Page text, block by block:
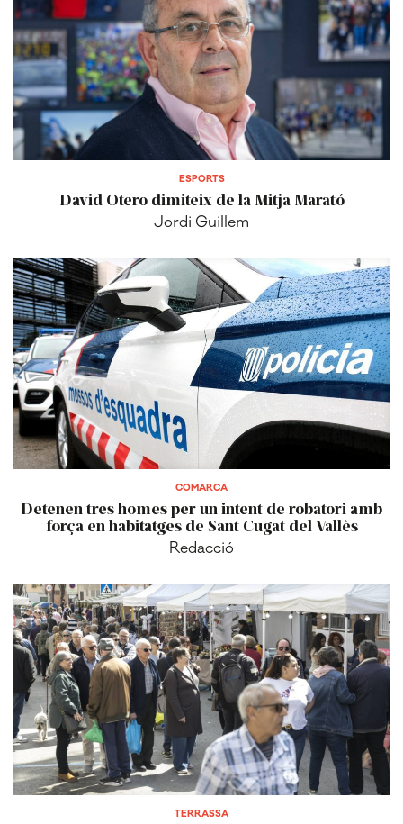
ESPORTS
David Otero dimiteix de la Mitja Marató
Jordi Guillem
COMARCA
Detenen tres homes per un intent de robatori amb
força en habitatges de Sant Cugat del Vallès
Redacció
TERRASSA